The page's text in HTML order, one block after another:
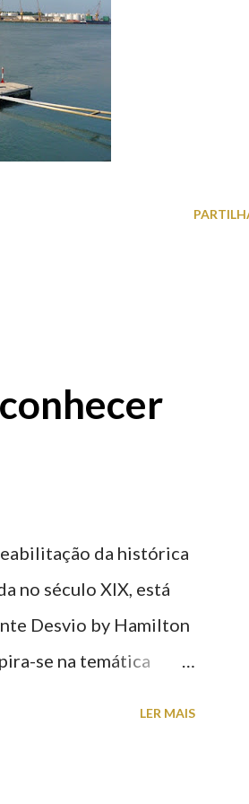
da histórica
no século XIX, está
Desvio by Hamilton
se na temática
LER MAIS